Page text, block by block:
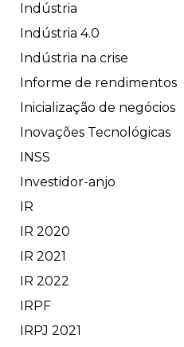
Indústria
Indústria 4.0
Indústria na crise
Informe de rendimentos
Inicialização de negócios
Inovações Tecnológicas
INSS
Investidor-anjo
IR
IR 2020
IR 2021
IR 2022
IRPF
IRPJ 2021